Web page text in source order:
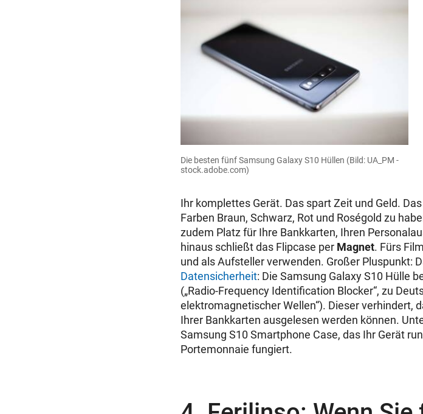
Die besten fünf Samsung Galaxy S10 Hüllen (Bild: UA_PM -
stock.adobe.com)
Ihr komplettes Gerät. Das spart Zeit und Geld.
Farben Braun, Schwarz, Rot und Roségold zu
zudem Platz für Ihre Bankkarten, Ihren
hinaus schließt das Flipcase per Magnet. Fürs
und als Aufsteller verwenden. Großer Pluspunkt:
Datensicherheit: Die Samsung Galaxy S10 Hülle
(„Radio-Frequency Identification Blocker“, zu
elektromagnetischer Wellen“). Dieser verhindert,
Ihrer Bankkarten ausgelesen werden können.
Samsung S10 Smartphone Case, das Ihr Gerät
Portemonnaie fungiert.